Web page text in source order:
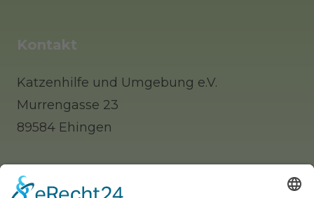
Kontakt
Katzenhilfe und Umgebung e.V.
Murrengasse 23
89584 Ehingen
Tel: 0 73 91 / 77 0 88 65 (Telefonisch erst